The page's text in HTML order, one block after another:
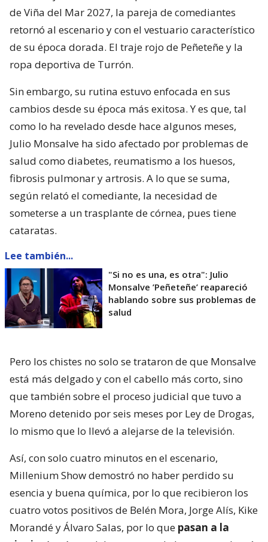
de Viña del Mar 2027, la pareja de comediantes
retornó al escenario y con el vestuario característico
de su época dorada. El traje rojo de Peñeteñe y la
ropa deportiva de Turrón.
Sin embargo, su rutina estuvo enfocada en sus
cambios desde su época más exitosa. Y es que, tal
como lo ha revelado desde hace algunos meses,
Julio Monsalve ha sido afectado por problemas de
salud como diabetes, reumatismo a los huesos,
fibrosis pulmonar y artrosis. A lo que se suma,
según relató el comediante, la necesidad de
someterse a un trasplante de córnea, pues tiene
cataratas.
Lee también...
"Si no es una, es otra": Julio
Monsalve ’Peñeteñe’ reapareció
hablando sobre sus problemas de
salud
Pero los chistes no solo se trataron de que Monsalve
está más delgado y con el cabello más corto, sino
que también sobre el proceso judicial que tuvo a
Moreno detenido por seis meses por Ley de Drogas,
lo mismo que lo llevó a alejarse de la televisión.
Así, con solo cuatro minutos en el escenario,
Millenium Show demostró no haber perdido su
esencia y buena química, por lo que recibieron los
cuatro votos positivos de Belén Mora, Jorge Alís, Kike
Morandé y Álvaro Salas, por lo que pasan a la